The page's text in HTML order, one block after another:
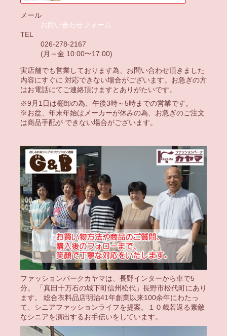
メール
お問い合わせフォーム
TEL
026-278-2167
(月～金 10:00〜17:00)
実店舗でも営業しております為、お問い合わせ頂きました
内容にすぐに 対応できない場合がございます。お急ぎの方
はお電話にてご連絡頂けますとありがたいです。
※9月1日は棚卸の為、午後3時～5時までの営業です。
※お盆、年末年始はメーカーが休みの為、お急ぎのご注文
は商品手配が できない場合がございます。
ファッションパークカヤマは、長野インターから車で5
分。 「真田十万石の城下町信州松代」長野市松代町にあり
ます。 総合衣料品店明治41年創業以来100余年にわたっ
て、シニアファッションライフを提案。１０歳若返る素敵
なシニアを演出するお手伝いをしています。